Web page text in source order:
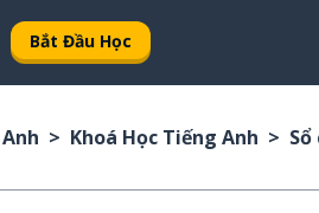
Bắt Đầu Học
Khoá Học Tiếng Anh